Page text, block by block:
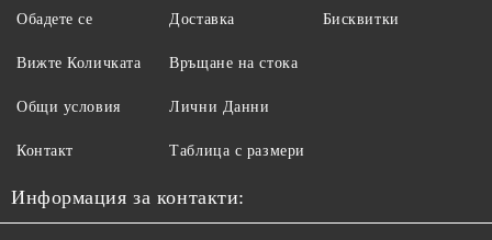
Обадете се
Вижте Количката
Общи условия
Контакт
Доставка
Връщане на стока
Лични Данни
Таблица с размери
Бисквитки
Информация за контакти: